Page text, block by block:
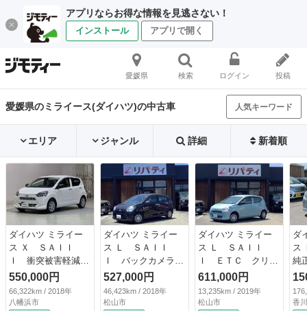
アプリならお得な情報を見逃さない！
インストール アプリで開く
愛媛県 検索 ログイン 投稿
愛媛県のミライース(ダイハツ)の中古車 人気キーワード
エリア ジャンル 詳細 新着順
ダイハツ ミライー
ス Ｘ ＳＡＩＩ
Ｉ 衝突被害軽減シ
ステム ＬＥＤヘッ
ドランプ アイドリ
ングストップ ＥＴ
550,000円
66,322km / 2018年
八幡浜市
ダイハツ ミライー
ス Ｌ ＳＡＩＩ
Ｉ バックカメラ
ナビ ＴＶ クリア
ランスソナー 衝突
被害軽減システム
527,000円
46,423km / 2018年
松山市
ダイハツ ミライー
ス Ｌ ＳＡＩＩ
Ｉ ＥＴＣ クリア
ランスソナー 衝突
被害軽減システム
オートマチックハイ
611,000円
13,235km / 2019年
松山市
ダ
ス
純
Ｗ
ザ
（
香